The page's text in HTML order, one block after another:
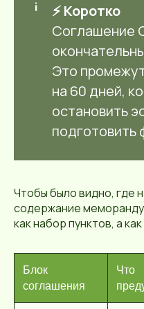
⚡ Коротко
Соглашение
Это
на 60 дней,
остановить
подготовить
Чтобы было видно, где
содержание
как набор пунктов, а
Блок
соглашения
Что